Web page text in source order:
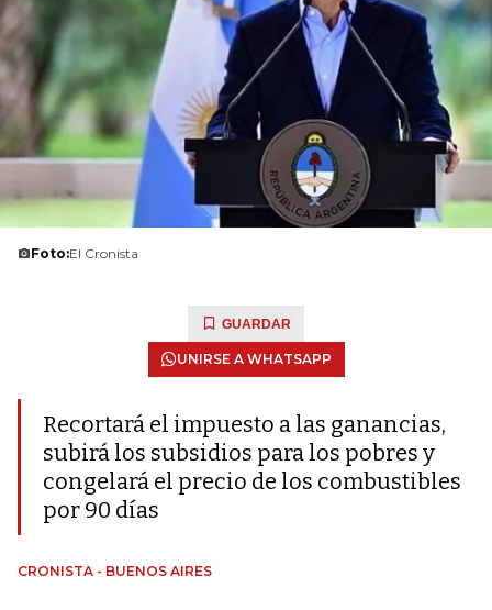
Foto:El Cronista
GUARDAR
UNIRSE A WHATSAPP
Recortará el impuesto a las ganancias,
subirá los subsidios para los pobres y
congelará el precio de los combustibles
por 90 días
CRONISTA - BUENOS AIRES